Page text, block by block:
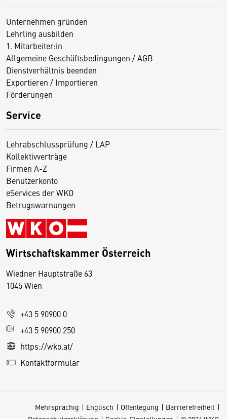
Unternehmen gründen
Lehrling ausbilden
1. Mitarbeiter:in
Allgemeine Geschäftsbedingungen / AGB
Dienstverhältnis beenden
Exportieren / Importieren
Förderungen
Service
Lehrabschlussprüfung / LAP
Kollektivverträge
Firmen A-Z
Benutzerkonto
eServices der WKO
Betrugswarnungen
Wirtschaftskammer Österreich
Wiedner Hauptstraße 63
1045 Wien
+43 5 90900 0
+43 5 90900 250
https://wko.at/
Kontaktformular
Mehrsprachig Englisch Offenlegung
Barrierefreiheit
D
s
e
S
e